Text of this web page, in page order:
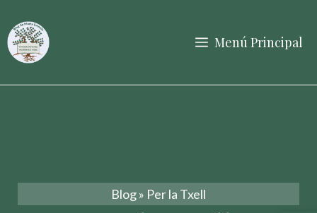
al
contenido
Menú Principal
Blog» Per la Txell